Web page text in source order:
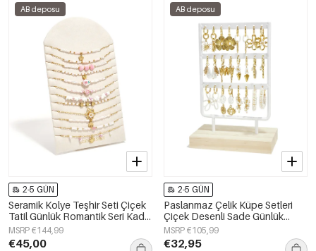
AB deposu
2-5 GÜN
Seramik Kolye Teşhir Seti Çiçek
Tatil Günlük Romantik Seri Kadın
Takıları
MSRP €144,99
€45,00
AB deposu
2-5 GÜN
Paslanmaz Çelik Küpe Setleri
Çiçek Desenli Sade Günlük
Kullanım Serisi Kadın Takıları
MSRP €105,99
€32,95